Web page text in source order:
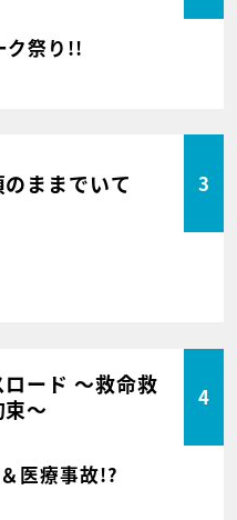
ク祭り!!
ままでいて 3
ロード ～救命救
～
4
医療事故!?